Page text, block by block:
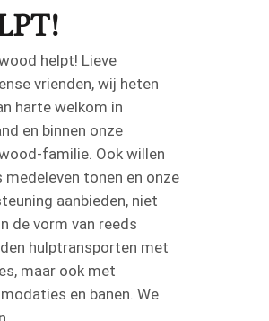
helpt! Lieve
vrienden, wij heten
harte welkom in
en binnen onze
familie. Ook willen
medeleven tonen en onze
aanbieden, niet
de vorm van reeds
hulptransporten met
maar ook met
en banen. We